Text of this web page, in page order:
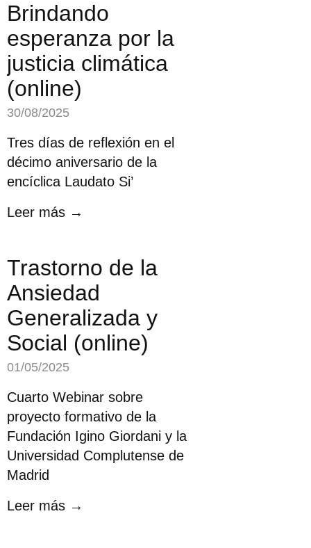
Brindando
esperanza por la
justicia climática
(online)
30/08/2025
Tres días de reflexión en el
décimo aniversario de la
encíclica Laudato Si’
Leer más →
Trastorno de la
Ansiedad
Generalizada y
Social (online)
01/05/2025
Cuarto Webinar sobre
proyecto formativo de la
Fundación Igino Giordani y la
Universidad Complutense de
Madrid
Leer más →